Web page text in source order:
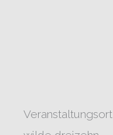
Veranstaltungsort